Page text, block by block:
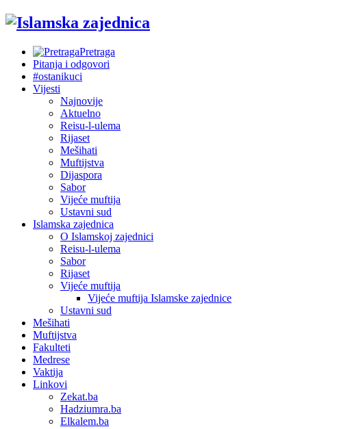
Pretraga
Pitanja i odgovori
#ostanikuci
Vijesti
Najnovije
Aktuelno
Reisu-l-ulema
Rijaset
Mešihati
Muftijstva
Dijaspora
Sabor
Vijeće muftija
Ustavni sud
Islamska zajednica
O Islamskoj zajednici
Reisu-l-ulema
Sabor
Rijaset
Vijeće muftija
Vijeće muftija Islamske zajednice
Ustavni sud
Mešihati
Muftijstva
Fakulteti
Medrese
Vaktija
Linkovi
Zekat.ba
Hadziumra.ba
Elkalem.ba